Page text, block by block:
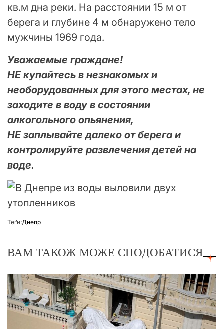
кв.м дна реки. На расстоянии 15 м от
берега и глубине 4 м обнаружено тело
мужчины 1969 года.
Уважаемые граждане!
НЕ купайтесь в незнакомых и
необорудованных для этого местах, не
заходите в воду в состоянии
алкогольного опьянения,
НЕ заплывайте далеко от берега и
контролируйте развлечения детей на
воде.
Теґи:Днепр
ВАМ ТАКОЖ МОЖЕ СПОДОБАТИСЯ